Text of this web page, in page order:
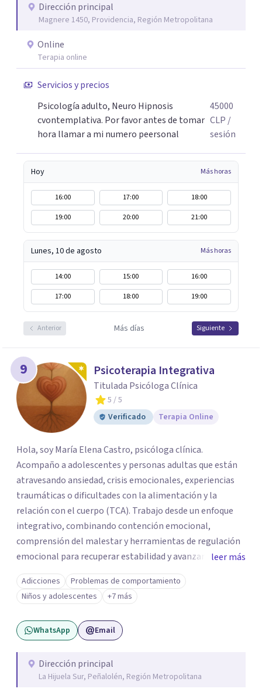
Dirección principal
Magnere 1450, Providencia, Región Metropolitana
Online
Terapia online
Servicios y precios
Psicología adulto, Neuro Hipnosis
cvontemplativa. Por favor antes de tomar
hora llamar a mi numero peersonal
45000
CLP /
sesión
Hoy Más horas
16:00 17:00
18:00
19:00
20:00 21:00
Lunes, 10 de agosto Más horas
14:00 15:00
16:00
17:00
18:00 19:00
Anterior Más días Siguiente
9 Psicoterapia Integrativa
Titulada Psicóloga Clínica
5 / 5
Verificado
Terapia Online
Hola, soy María Elena Castro, psicóloga clínica.
Acompaño a adolescentes y personas adultas que están
atravesando ansiedad, crisis emocionales, experiencias
traumáticas o dificultades con la alimentación y la
relación con el cuerpo (TCA). Trabajo desde un enfoque
integrativo, combinando contención emocional,
comprensión del malestar y herramientas de regulación
emocional para recuperar estabilidad y avanzar con
mayor claridad. Tengo experiencia en intervención en
crisis y evaluación de riesgo cuando corresponde,
cuidando siempre un encuadre seguro, respetuoso y a tu
ritmo. Atiendo principalmente en modalidad online y
también presencial en Santiago, según disponibilidad.
leer más
Adicciones
Problemas de comportamiento
Niños y adolescentes
+7 más
WhatsApp Email
Dirección principal
La Hijuela Sur, Peñalolén, Región Metropolitana